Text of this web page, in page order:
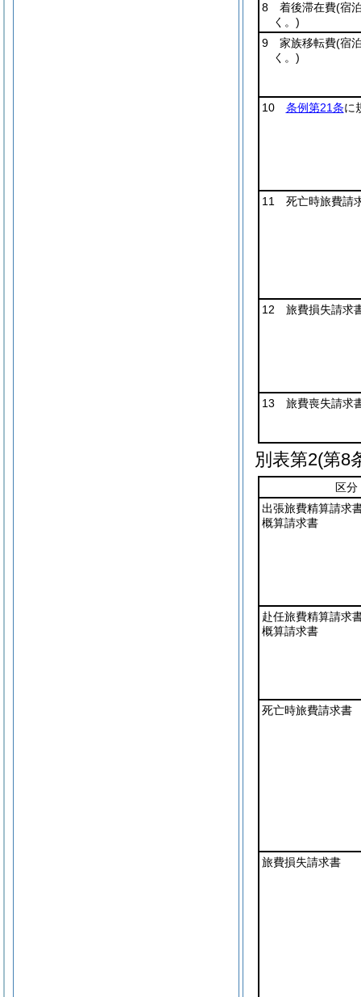
8 着後滞在費(宿
く。)
9 家族移転費(宿
く。)
10 条例第21条に
11 死亡時旅費請
12 旅費損失請求
13 旅費喪失請求
別表第2(第8
区分
出張旅費精算請求
概算請求書
赴任旅費精算請求
概算請求書
死亡時旅費請求書
旅費損失請求書